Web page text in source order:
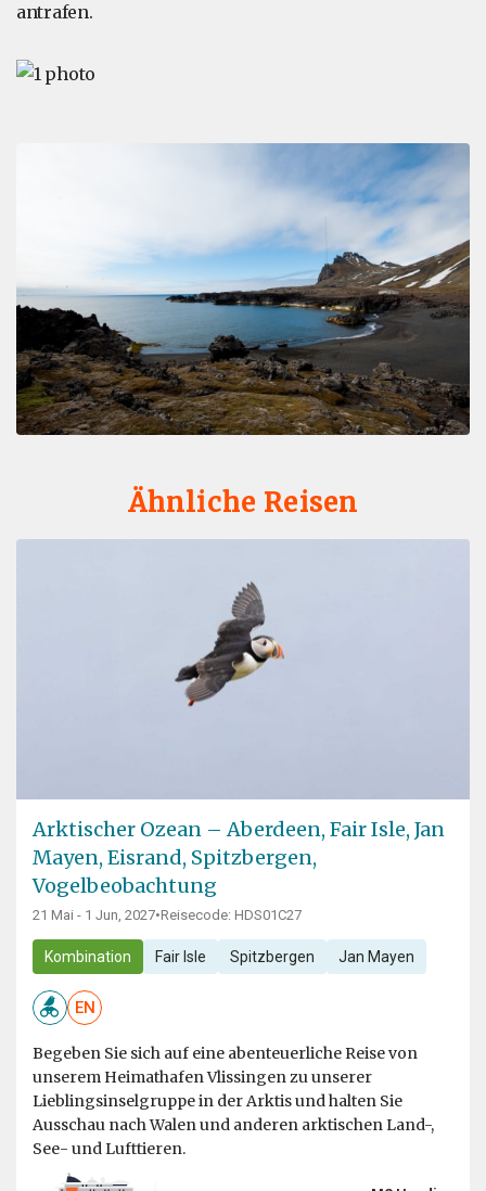
antrafen.
Ähnliche Reisen
Arktischer Ozean – Aberdeen, Fair Isle, Jan
Mayen, Eisrand, Spitzbergen,
Vogelbeobachtung
21 Mai - 1 Jun, 2027•Reisecode: HDS01C27
Kombination Fair Isle Spitzbergen Jan Mayen
EN
Begeben Sie sich auf eine abenteuerliche Reise von
unserem Heimathafen Vlissingen zu unserer
Lieblingsinselgruppe in der Arktis und halten Sie
Ausschau nach Walen und anderen arktischen Land-,
See- und Lufttieren.